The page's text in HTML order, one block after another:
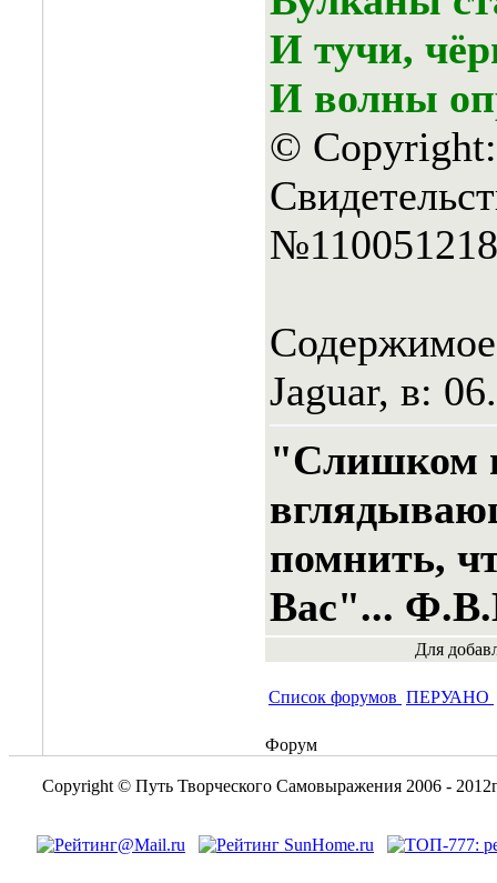
И тучи,
И волны
©
Содержимое
Jaguar, в:
"Слишком
помнить,
Вас"...
Для
Список форумов ПЕРУАНО
Форум
Copyright © Путь Творческого Самовыражения 2006 -